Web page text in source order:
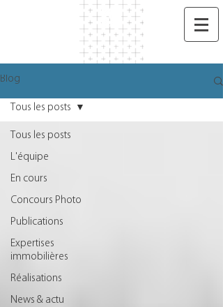
Blog
Tous les posts
L'équipe
En cours
Concours Photo
Publications
Expertises
immobilières
Réalisations
News & actu
Tous les posts